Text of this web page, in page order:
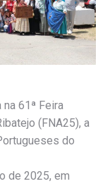
61ª Feira
(FNA25), a
do
de 2025, em